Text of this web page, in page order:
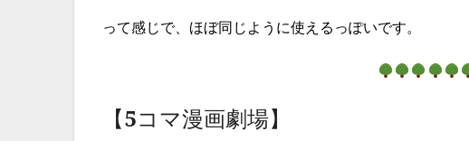
って感じで、ほぼ同じように使えるっぽいです。
【5コマ漫画劇場】